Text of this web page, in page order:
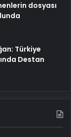
dosyası
Türkiye
Destan